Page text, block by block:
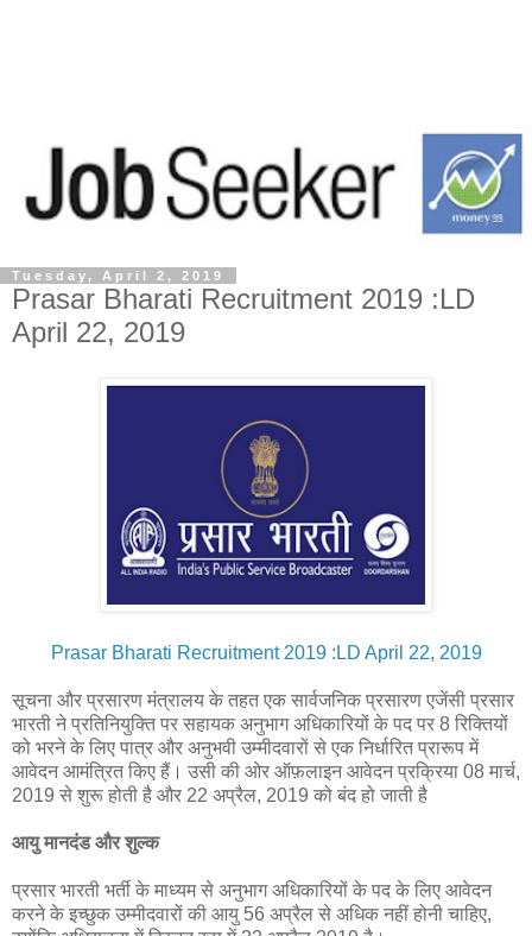
Tuesday, April 2, 2019
Prasar Bharati Recruitment 2019 :LD
April 22, 2019
Prasar Bharati Recruitment 2019 :LD April 22, 2019
सूचना और प्रसारण मंत्रालय के तहत एक सार्वजनिक प्रसारण एजेंसी प्रसार
भारती ने प्रतिनियुक्ति पर सहायक अनुभाग अधिकारियों के पद पर 8 रिक्तियों
को भरने के लिए पात्र और अनुभवी उम्मीदवारों से एक निर्धारित प्रारूप में
आवेदन आमंत्रित किए हैं। उसी की ओर ऑफ़लाइन आवेदन प्रक्रिया 08 मार्च,
2019 से शुरू होती है और 22 अप्रैल, 2019 को बंद हो जाती है
आयु मानदंड और शुल्क
प्रसार भारती भर्ती के माध्यम से अनुभाग अधिकारियों के पद के लिए आवेदन
करने के इच्छुक उम्मीदवारों की आयु 56 अप्रैल से अधिक नहीं होनी चाहिए,